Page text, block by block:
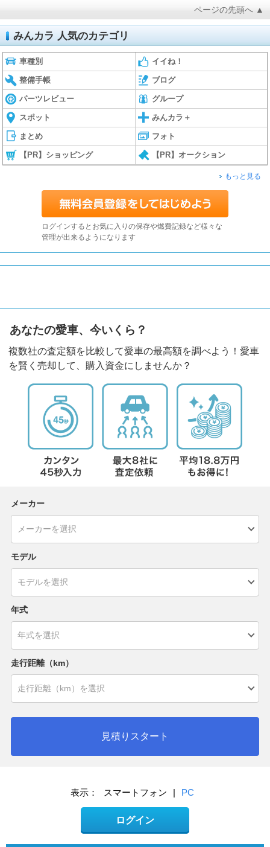
ページの先頭へ ▲
みんカラ 人気のカテゴリ
車種別 イイね！
整備手帳 ブログ
パーツレビュー グループ
スポット みんカラ＋
まとめ フォト
【PR】ショッピング 【PR】オークション
もっと見る
ログインするとお気に入りの保存や燃費記録など様々な
管理が出来るようになります
あなたの愛車、今いくら？
複数社の査定額を比較して愛車の最高額を調べよう！愛車
を賢く売却して、購入資金にしませんか？
メーカー
モデル
年式
走行距離（km）
見積りスタート
表示： スマートフォン | PC
ログイン